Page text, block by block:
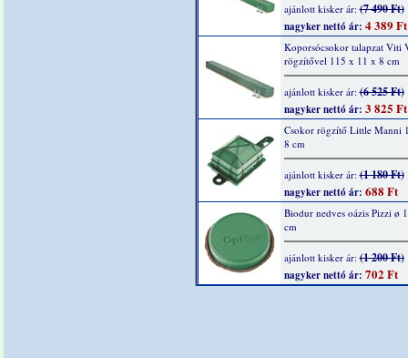
ajánlott kisker ár:(7 490 Ft)
nagyker nettó ár: 4 389 Ft
Koporsócsokor talapzat Viti
rögzítővel 115 x 11 x 8 cm
ajánlott kisker ár:(6 525 Ft)
nagyker nettó ár: 3 825 Ft
Csokor rögzítő Little Manni
8 cm
ajánlott kisker ár:(1 180 Ft)
nagyker nettó ár: 688 Ft
Biodur nedves oázis Pizzi ø
cm
ajánlott kisker ár:(1 200 Ft)
nagyker nettó ár: 702 Ft